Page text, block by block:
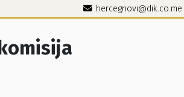
hercegnovi@dik.co.me